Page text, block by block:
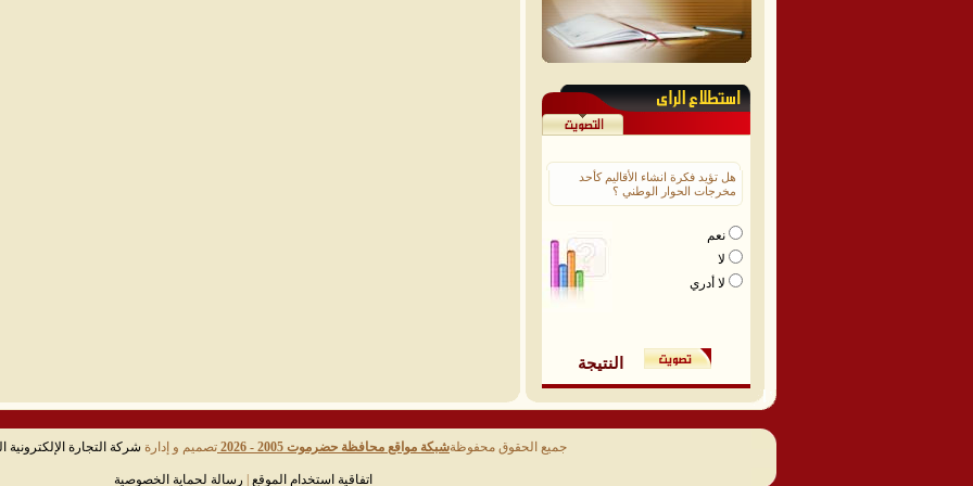
هل تؤيد فكرة انشاء الأقاليم كأحد
مخرجات الحوار الوطني ؟
نعم
لا
لا أدري
النتيجة
جميع الحقوق محفوظةشبكة مواقع محافظة حضرموت 2005 - 2026 تصميم و إدارة شركة التجارة الإلكترونية
اتفاقية استخدام الموقع رسالة لحماية الخصوصية